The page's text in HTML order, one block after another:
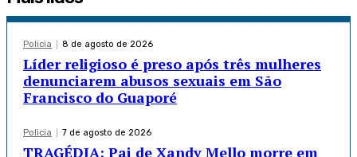
Policia 8 de agosto de 2026
Líder religioso é preso após três mulheres
denunciarem abusos sexuais em São
Francisco do Guaporé
Policia 7 de agosto de 2026
TRAGÉDIA: Pai de Xandy Mello morre em